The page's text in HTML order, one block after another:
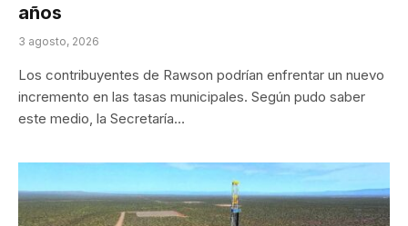
años
3 agosto, 2026
Los contribuyentes de Rawson podrían enfrentar un nuevo
incremento en las tasas municipales. Según pudo saber
este medio, la Secretaría…